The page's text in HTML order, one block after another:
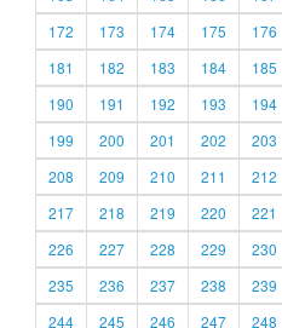
172
173 174 175 176
181
182 183 184 185
190
191 192 193 194
199
200 201 202 203
208
209 210 211 212
217
218 219 220 221
226
227 228 229 230
235
236 237 238 239
244
245 246 247 248